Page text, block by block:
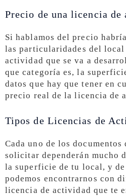
Precio de una licencia de
Si hablamos del precio
las particularidades del
actividad que se va a
que categoría es, la
datos que hay que tener en
precio real de la licencia de
Tipos de Licencias de
Cada uno de los documentos
solicitar dependerán mucho
la superficie de tu local, y
podemos encontrarnos con
licencia de actividad que te